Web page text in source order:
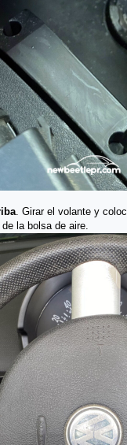
. Girar el volante y
la bolsa de aire.